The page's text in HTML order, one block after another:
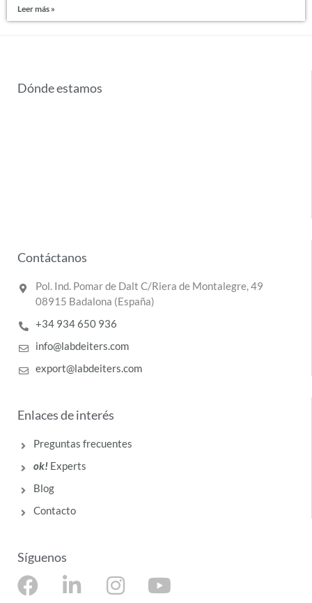
Leer más »
Dónde estamos
Contáctanos
Pol. Ind. Pomar de Dalt C/Riera de Montalegre, 49
08915 Badalona (España)
+34 934 650 936
info@labdeiters.com
export@labdeiters.com
Enlaces de interés
Preguntas frecuentes
ok!Experts
Blog
Contacto
Síguenos
F
L
I
Y